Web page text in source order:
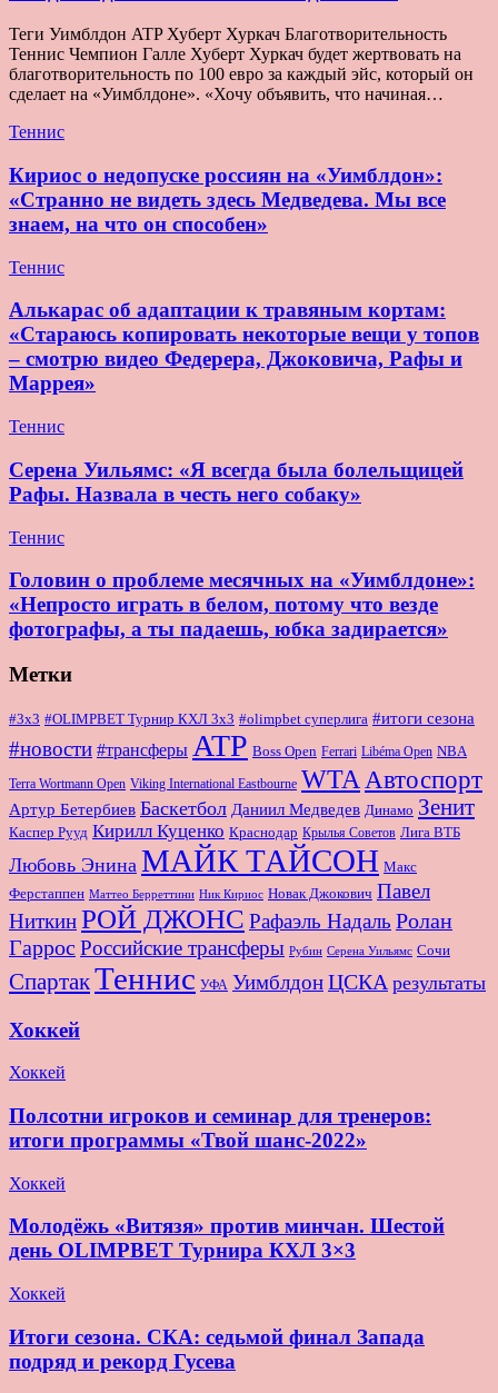
Теги Уимблдон ATP Хуберт Хуркач Благотворительность
Теннис Чемпион Галле Хуберт Хуркач будет жертвовать на
благотворительность по 100 евро за каждый эйс, который он
сделает на «Уимблдоне». «Хочу объявить, что начиная…
Теннис
Кириос о недопуске россиян на «Уимблдон»:
«Странно не видеть здесь Медведева. Мы все
знаем, на что он способен»
Теннис
Алькарас об адаптации к травяным кортам:
«Стараюсь копировать некоторые вещи у топов
– смотрю видео Федерера, Джоковича, Рафы и
Маррея»
Теннис
Серена Уильямс: «Я всегда была болельщицей
Рафы. Назвала в честь него собаку»
Теннис
Головин о проблеме месячных на «Уимблдоне»:
«Непросто играть в белом, потому что везде
фотографы, а ты падаешь, юбка задирается»
Метки
#3x3 #OLIMPBET Турнир КХЛ 3x3 #olimpbet суперлига #итоги сезона
#новости #трансферы ATP Boss Open Ferrari Libéma Open NBA
Terra Wortmann Open Viking International Eastbourne WTA Автоспорт
Артур Бетербиев Баскетбол Даниил Медведев Динамо Зенит
Каспер Рууд Кирилл Куценко Краснодар Крылья Советов Лига ВТБ
Любовь Энина МАЙК ТАЙСОН Макс
Ферстаппен Маттео Берреттини Ник Кириос Новак Джокович Павел
НиткинРОЙ ДЖОНС Рафаэль Надаль Ролан
Гаррос Российские трансферы Рубин Серена Уильямс Сочи
СпартакТеннис УФА УимблдонЦСКА результаты
Хоккей
Хоккей
Полсотни игроков и семинар для тренеров:
итоги программы «Твой шанс-2022»
Хоккей
Молодёжь «Витязя» против минчан. Шестой
день OLIMPBET Турнира КХЛ 3×3
Хоккей
Итоги сезона. СКА: седьмой финал Запада
подряд и рекорд Гусева